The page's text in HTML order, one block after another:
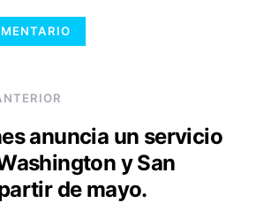
anuncia un servicio
y San
de mayo.